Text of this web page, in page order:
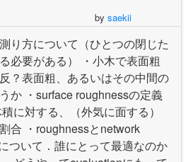
bysaekii
り方について（ひとつの閉じた
必要がある） ・小木で表面粗
？表面粗、あるいはその中間の
か ・surface roughnessの定義
対する、（外気に面する）
合 ・roughnessとnetwork
ついて．誰にとって最適なのか